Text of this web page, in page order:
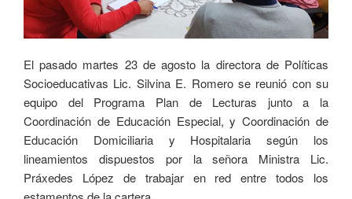
El pasado martes 23 de agosto la directora de Políticas
Socioeducativas Lic. Silvina E. Romero se reunió con su
equipo del Programa Plan de Lecturas junto a la
Coordinación de Educación Especial, y Coordinación de
Educación Domiciliaria y Hospitalaria según los
lineamientos dispuestos por la señora Ministra Lic.
Práxedes López de trabajar en red entre todos los